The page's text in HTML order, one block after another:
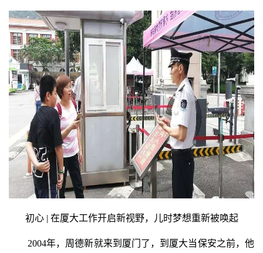
初心 | 在厦大工作开启新视野，儿时梦想重新被唤起
2004年，周德新就来到厦门了，到厦大当保安之前，他